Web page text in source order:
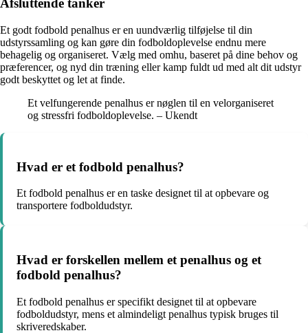
Afsluttende tanker
Et godt fodbold penalhus er en uundværlig tilføjelse til din
udstyrssamling og kan gøre din fodboldoplevelse endnu mere
behagelig og organiseret. Vælg med omhu, baseret på dine behov og
præferencer, og nyd din træning eller kamp fuldt ud med alt dit udstyr
godt beskyttet og let at finde.
Et velfungerende penalhus er nøglen til en velorganiseret
og stressfri fodboldoplevelse. – Ukendt
Hvad er et fodbold penalhus?
Et fodbold penalhus er en taske designet til at opbevare og
transportere fodboldudstyr.
Hvad er forskellen mellem et penalhus og et
fodbold penalhus?
Et fodbold penalhus er specifikt designet til at opbevare
fodboldudstyr, mens et almindeligt penalhus typisk bruges til
skriveredskaber.